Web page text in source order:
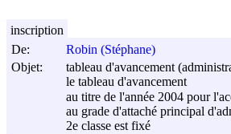
De:
Robin (Stéphane)
Objet:
tableau d'avancement
le tableau d'avancement
au titre de l'année 2004 pour
au grade d'attaché principal
2e classe est fixé
inscription